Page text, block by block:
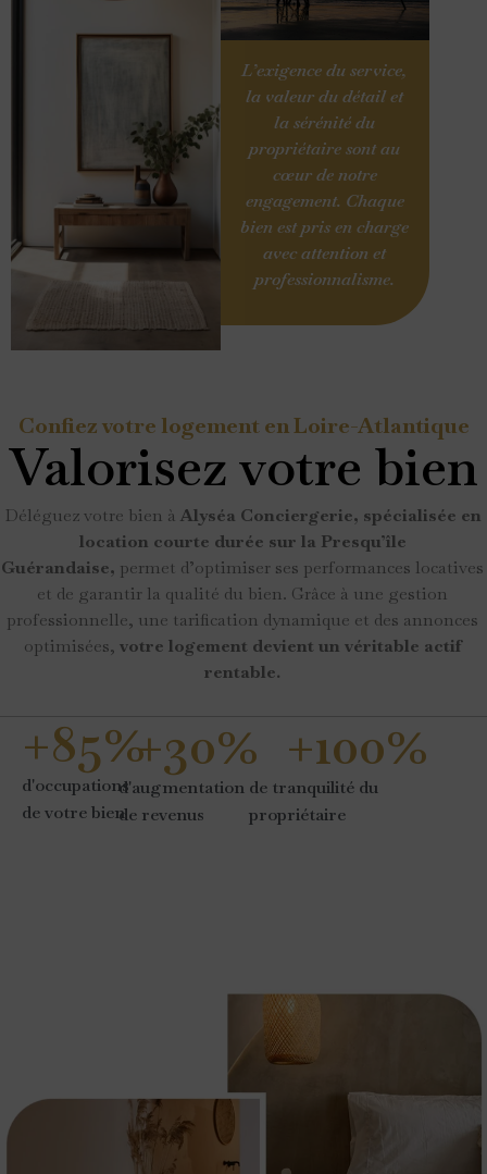
L’exigence du service,
la valeur du détail et
la sérénité du
propriétaire sont au
cœur de notre
engagement. Chaque
bien est pris en charge
avec attention et
professionnalisme.
Confiez votre logement en Loire-Atlantique
Valorisez votre bien
Déléguez votre bien à Alyséa Conciergerie, spécialisée en
location courte durée sur la Presqu’île
Guérandaise, permet d’optimiser ses performances locatives
et de garantir la qualité du bien. Grâce à une gestion
professionnelle, une tarification dynamique et des annonces
optimisées, votre logement devient un véritable actif
rentable.
d'occupations
de votre bien
+85%
d'augmentation
de revenus
+30%
de tranquilité du
propriétaire
+100%